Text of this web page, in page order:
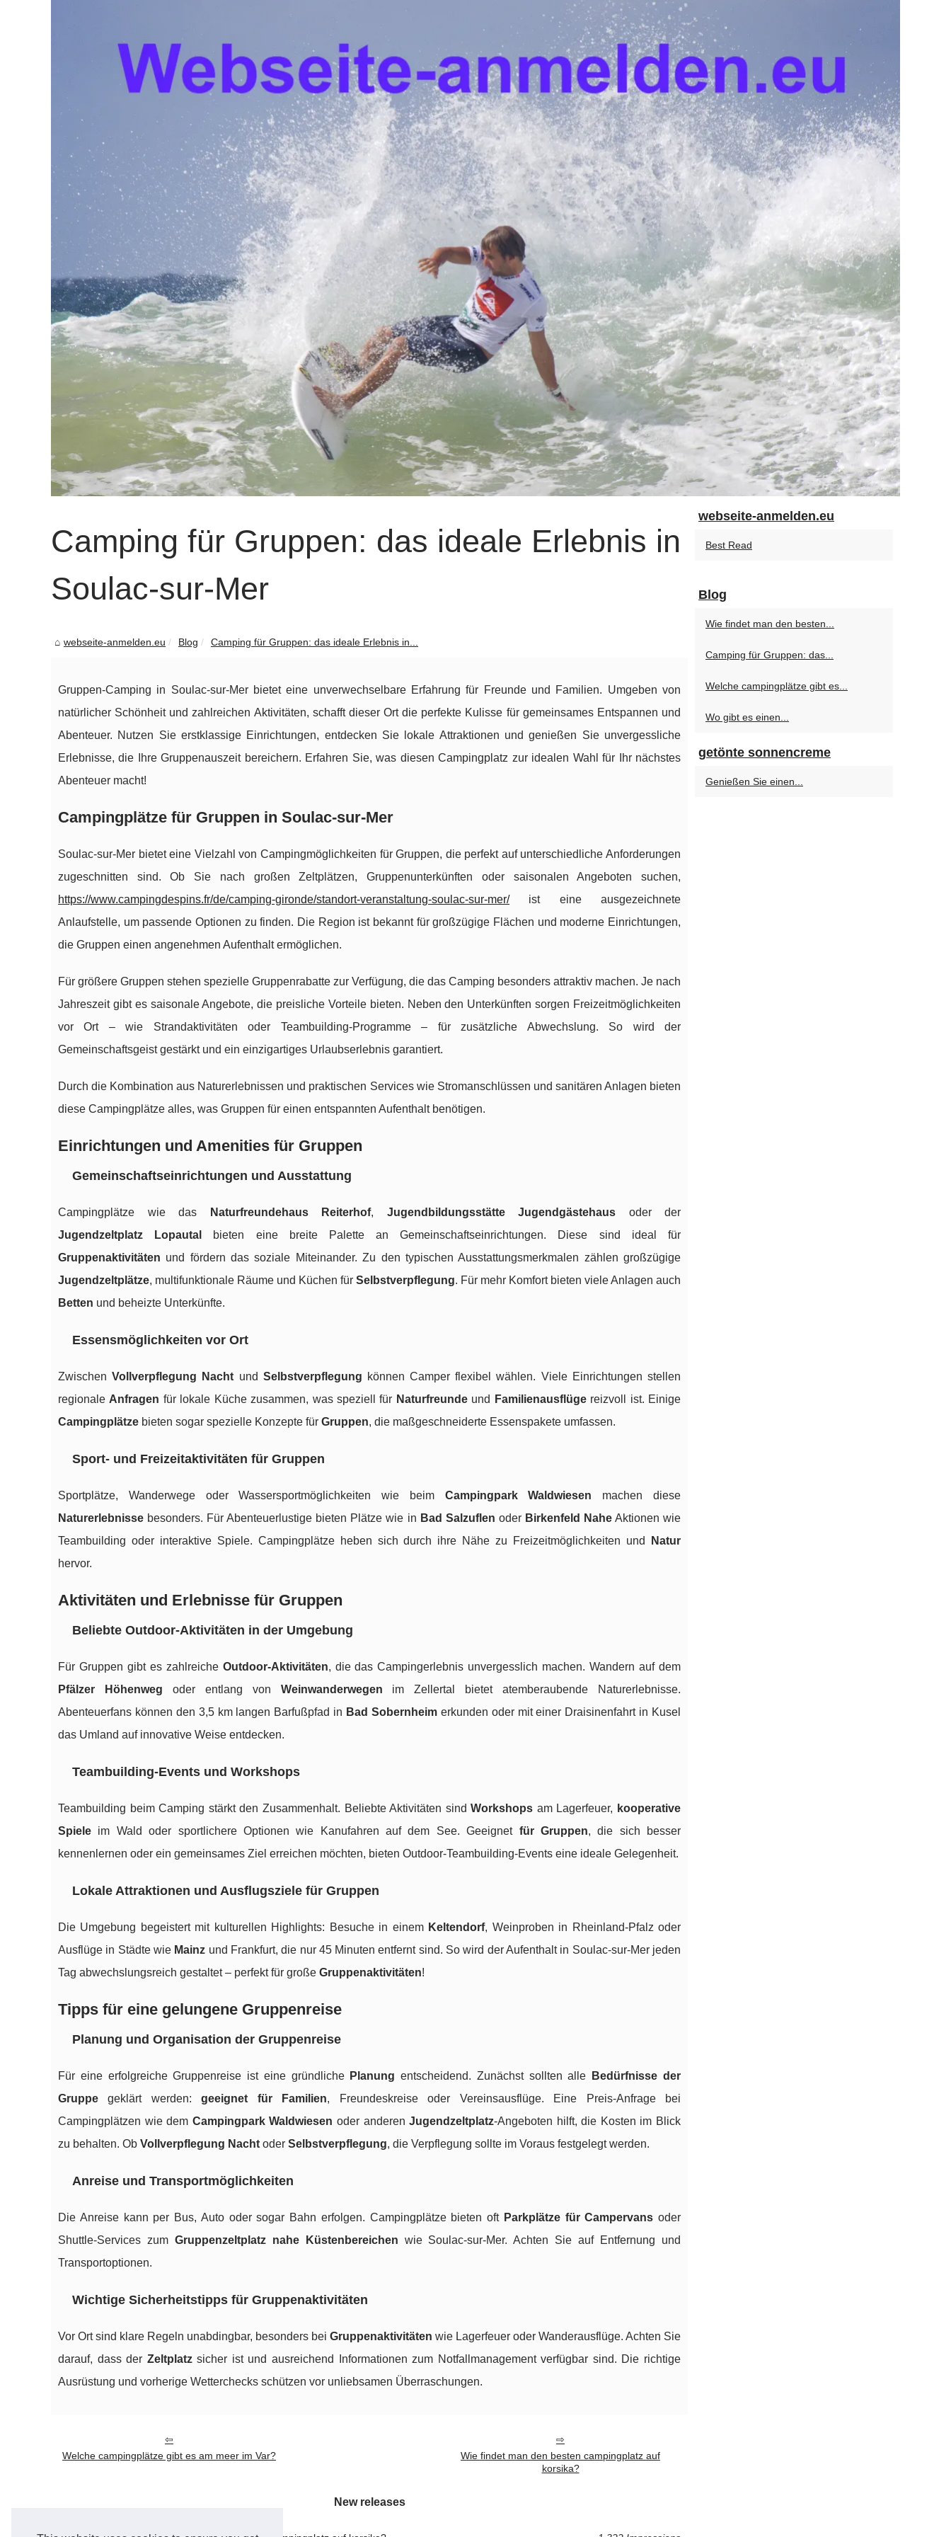
Camping für Gruppen: das ideale Erlebnis in
Soulac-sur-Mer
webseite-anmelden.eu Blog Camping für Gruppen: das ideale Erlebnis in...
Gruppen-Camping in Soulac-sur-Mer bietet eine unverwechselbare Erfahrung für Freunde und Familien. Umgeben von
natürlicher Schönheit und zahlreichen Aktivitäten, schafft dieser Ort die perfekte Kulisse für gemeinsames Entspannen und
Abenteuer. Nutzen Sie erstklassige Einrichtungen, entdecken Sie lokale Attraktionen und genießen Sie unvergessliche
Erlebnisse, die Ihre Gruppenauszeit bereichern. Erfahren Sie, was diesen Campingplatz zur idealen Wahl für Ihr nächstes
Abenteuer macht!
Campingplätze für Gruppen in Soulac-sur-Mer
Soulac-sur-Mer bietet eine Vielzahl von Campingmöglichkeiten für Gruppen, die perfekt auf unterschiedliche Anforderungen
zugeschnitten sind. Ob Sie nach großen Zeltplätzen, Gruppenunterkünften oder saisonalen Angeboten suchen,
https://www.campingdespins.fr/de/camping-gironde/standort-veranstaltung-soulac-sur-mer/ist eine ausgezeichnete
Anlaufstelle, um passende Optionen zu finden. Die Region ist bekannt für großzügige Flächen und moderne Einrichtungen,
die Gruppen einen angenehmen Aufenthalt ermöglichen.
Für größere Gruppen stehen spezielle Gruppenrabatte zur Verfügung, die das Camping besonders attraktiv machen. Je nach
Jahreszeit gibt es saisonale Angebote, die preisliche Vorteile bieten. Neben den Unterkünften sorgen Freizeitmöglichkeiten
vor Ort – wie Strandaktivitäten oder Teambuilding-Programme – für zusätzliche Abwechslung. So wird der
Gemeinschaftsgeist gestärkt und ein einzigartiges Urlaubserlebnis garantiert.
Durch die Kombination aus Naturerlebnissen und praktischen Services wie Stromanschlüssen und sanitären Anlagen bieten
diese Campingplätze alles, was Gruppen für einen entspannten Aufenthalt benötigen.
Einrichtungen und Amenities für Gruppen
Gemeinschaftseinrichtungen und Ausstattung
Campingplätze wie das Naturfreundehaus Reiterhof, Jugendbildungsstätte Jugendgästehaus oder der
Jugendzeltplatz Lopautal
bieten eine breite Palette an Gemeinschaftseinrichtungen. Diese sind ideal für
Gruppenaktivitäten und fördern das soziale Miteinander. Zu den typischen Ausstattungsmerkmalen zählen großzügige
Jugendzeltplätze, multifunktionale Räume und Küchen für Selbstverpflegung. Für mehr Komfort bieten viele Anlagen auch
Betten und beheizte Unterkünfte.
Essensmöglichkeiten vor Ort
ZwischenVollverpflegung Nacht und Selbstverpflegung können Camper flexibel wählen. Viele Einrichtungen stellen
regionale Anfragen für lokale Küche zusammen, was speziell für Naturfreundeund Familienausflügereizvoll ist. Einige
Campingplätze bieten sogar spezielle Konzepte für Gruppen, die maßgeschneiderte Essenspakete umfassen.
Sport- und Freizeitaktivitäten für Gruppen
Sportplätze, Wanderwege oder Wassersportmöglichkeiten wie beim Campingpark Waldwiesen machen diese
Naturerlebnisse besonders. Für Abenteuerlustige bieten Plätze wie in Bad Salzuflen oder Birkenfeld NaheAktionen wie
Teambuilding oder interaktive Spiele. Campingplätze heben sich durch ihre Nähe zu Freizeitmöglichkeiten und
Natur
hervor.
Aktivitäten und Erlebnisse für Gruppen
Beliebte Outdoor-Aktivitäten in der Umgebung
Für Gruppen gibt es zahlreiche Outdoor-Aktivitäten, die das Campingerlebnis unvergesslich machen. Wandern auf dem
Pfälzer Höhenweg oder entlang von Weinwanderwegen im Zellertal bietet atemberaubende Naturerlebnisse.
Abenteuerfans können den 3,5 km langen Barfußpfad in Bad Sobernheimerkunden oder mit einer Draisinenfahrt in Kusel
das Umland auf innovative Weise entdecken.
Teambuilding-Events und Workshops
Teambuilding beim Camping stärkt den Zusammenhalt. Beliebte Aktivitäten sindWorkshops am Lagerfeuer, kooperative
Spiele im Wald oder sportlichere Optionen wie Kanufahren auf dem See. Geeignet für Gruppen, die sich besser
kennenlernen oder ein gemeinsames Ziel erreichen möchten, bieten Outdoor-Teambuilding-Events eine ideale Gelegenheit.
Lokale Attraktionen und Ausflugsziele für Gruppen
Die Umgebung begeistert mit kulturellen Highlights: Besuche in einem Keltendorf, Weinproben in Rheinland-Pfalz oder
Ausflüge in Städte wie Mainz und Frankfurt, die nur 45 Minuten entfernt sind. So wird der Aufenthalt in Soulac-sur-Mer jeden
Tag abwechslungsreich gestaltet – perfekt für große Gruppenaktivitäten!
Tipps für eine gelungene Gruppenreise
Planung und Organisation der Gruppenreise
Für eine erfolgreiche Gruppenreise ist eine gründliche Planung entscheidend. Zunächst sollten alle
Bedürfnisse der
Gruppe geklärt werden:geeignet für Familien, Freundeskreise oder Vereinsausflüge. Eine Preis-Anfrage bei
Campingplätzen wie dem Campingpark Waldwiesen oder anderenJugendzeltplatz-Angeboten hilft, die Kosten im Blick
zu behalten. Ob Vollverpflegung Nacht oder Selbstverpflegung, die Verpflegung sollte im Voraus festgelegt werden.
Anreise und Transportmöglichkeiten
Die Anreise kann per Bus, Auto oder sogar Bahn erfolgen. Campingplätze bieten oft Parkplätze für Campervans oder
Shuttle-Services zum Gruppenzeltplatz nahe Küstenbereichen wie Soulac-sur-Mer. Achten Sie auf Entfernung und
Transportoptionen.
Wichtige Sicherheitstipps für Gruppenaktivitäten
Vor Ort sind klare Regeln unabdingbar, besonders bei Gruppenaktivitäten wie Lagerfeuer oder Wanderausflüge. Achten Sie
darauf, dass der Zeltplatzsicher ist und ausreichend Informationen zum Notfallmanagement verfügbar sind. Die richtige
Ausrüstung und vorherige Wetterchecks schützen vor unliebsamen Überraschungen.
Welche campingplätze gibt es am meer im Var?
Wie findet man den besten campingplatz auf
korsika?
New releases
webseite-anmelden.eu
Best Read
Blog
Wie findet man den besten...
Camping für Gruppen: das...
Welche campingplätze gibt es...
Wo gibt es einen...
getönte sonnencreme
Genießen Sie einen...